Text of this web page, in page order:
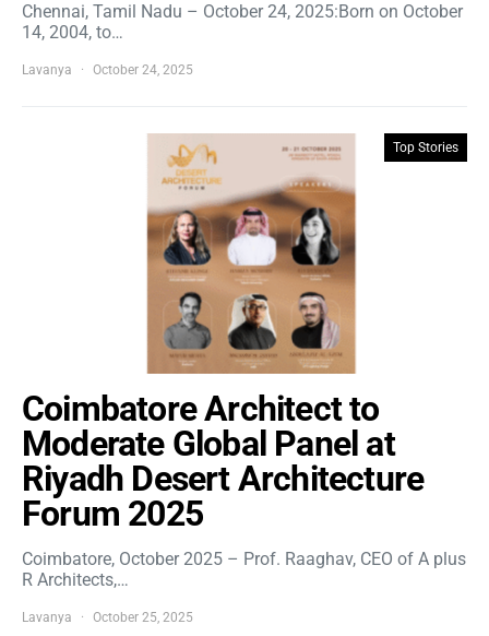
Chennai, Tamil Nadu – October 24, 2025:Born on October
14, 2004, to…
Lavanya October 24, 2025
Top Stories
Coimbatore Architect to
Moderate Global Panel at
Riyadh Desert Architecture
Forum 2025
Coimbatore, October 2025 – Prof. Raaghav, CEO of A plus
R Architects,…
Lavanya October 25, 2025